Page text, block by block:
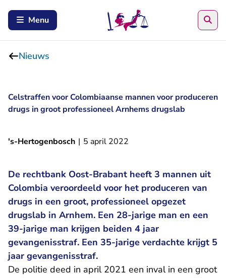
Menu
Nieuws
Celstraffen voor Colombiaanse mannen voor produceren
drugs in groot professioneel Arnhems drugslab
's-Hertogenbosch | 5 april 2022
De rechtbank Oost-Brabant heeft 3 mannen uit
Colombia veroordeeld voor het produceren van
drugs in een groot, professioneel opgezet
drugslab in Arnhem. Een 28-jarige man en een
39-jarige man krijgen beiden 4 jaar
gevangenisstraf. Een 35-jarige verdachte krijgt 5
jaar gevangenisstraf.
De politie deed in april 2021 een inval in een groot